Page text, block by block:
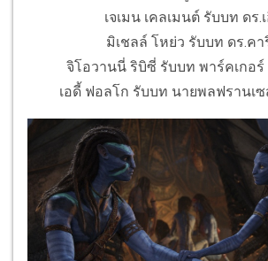
เจเมน เคลเมนต์ รับบท ดร.
มิเชลล์ โหย่ว รับบท ดร.คา
จิโอวานนี่ ริบิซี่ รับบท พาร์คเกอร์
เอดี้ ฟอลโก รับบท นายพลฟรานเ